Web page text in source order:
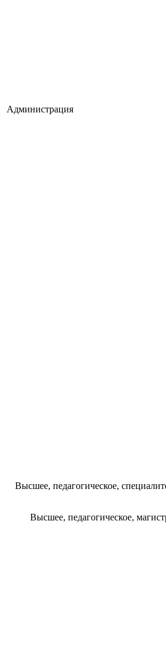
Администрация
Высшее, педагогическое,
Высшее, педагогическое,